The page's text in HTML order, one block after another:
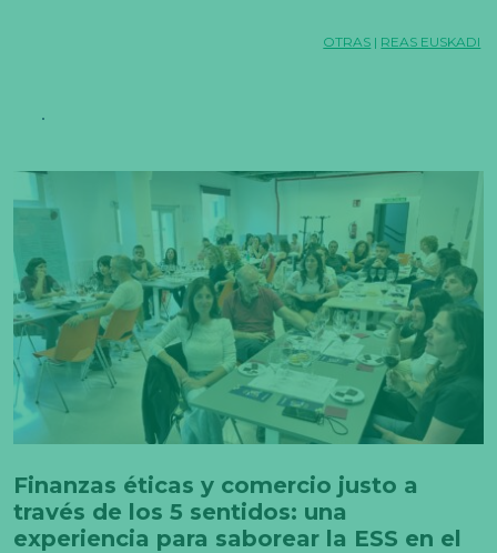
OTRAS | REAS EUSKADI
Finanzas éticas y comercio justo a
través de los 5 sentidos: una
experiencia para saborear la ESS en el